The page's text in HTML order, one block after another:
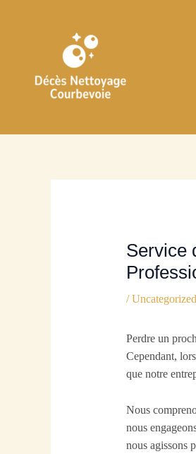
Service
/Uncategorized
Perdre un
Cependant,
que notre
Nous
nous
nous agissons